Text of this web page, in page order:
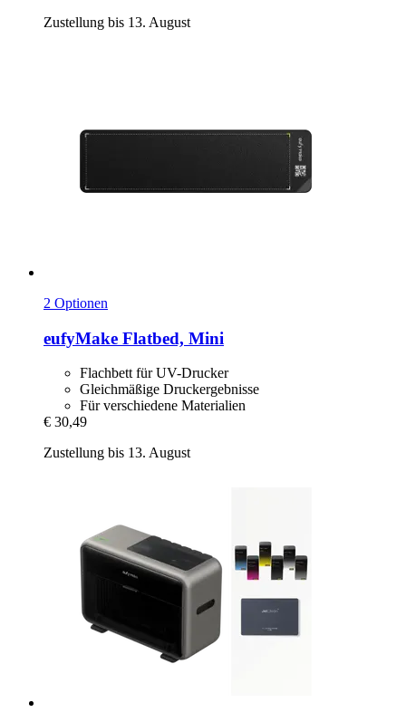
Zustellung bis 13. August
2 Optionen
eufyMake Flatbed, Mini
Flachbett für UV-Drucker
Gleichmäßige Druckergebnisse
Für verschiedene Materialien
€ 30,49
Zustellung bis 13. August